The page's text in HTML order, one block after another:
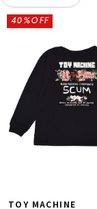
TOY MACHINE
40%OFF